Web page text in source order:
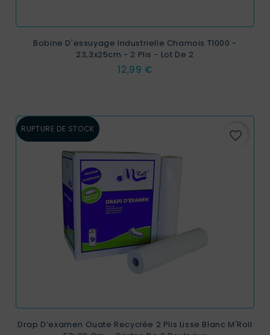
Bobine D'essuyage Industrielle Chamois T1000 -
23,3x25cm - 2 Plis - Lot De 2
Prix
12,99 €
RUPTURE DE STOCK favorite_border
Drap D’examen Ouate Recyclée 2 Plis Lisse Blanc M'Roll